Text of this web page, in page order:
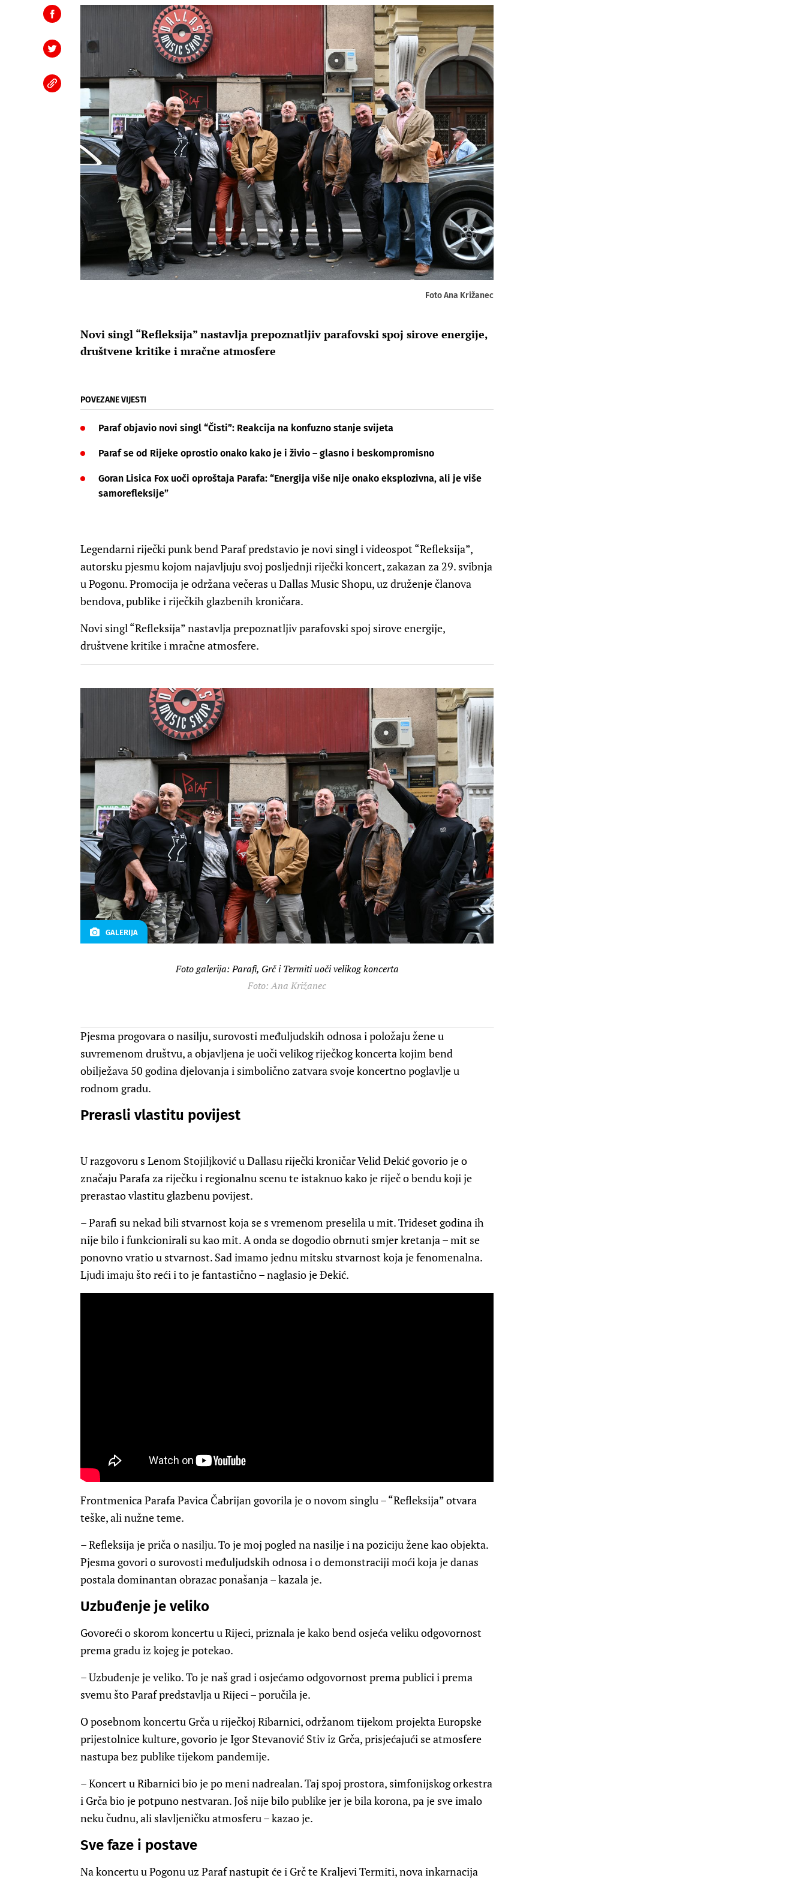
Foto Ana Križanec
Novi singl “Refleksija” nastavlja prepoznatljiv parafovski spoj sirove energije,
društvene kritike i mračne atmosfere
POVEZANE VIJESTI
Paraf objavio novi singl “Čisti”: Reakcija na konfuzno stanje svijeta
Paraf se od Rijeke oprostio onako kako je i živio – glasno i beskompromisno
Goran Lisica Fox uoči oproštaja Parafa: “Energija više nije onako eksplozivna, ali je više
samorefleksije”
Legendarni riječki punk bend Paraf predstavio je novi singl i videospot “Refleksija”,
autorsku pjesmu kojom najavljuju svoj posljednji riječki koncert, zakazan za 29. svibnja
u Pogonu. Promocija je održana večeras u Dallas Music Shopu, uz druženje članova
bendova, publike i riječkih glazbenih kroničara.
Novi singl “Refleksija” nastavlja prepoznatljiv parafovski spoj sirove energije,
društvene kritike i mračne atmosfere.
GALERIJA
Foto galerija: Parafi, Grč i Termiti uoči velikog koncerta
Foto: Ana Križanec
Pjesma progovara o nasilju, surovosti međuljudskih odnosa i položaju žene u
suvremenom društvu, a objavljena je uoči velikog riječkog koncerta kojim bend
obilježava 50 godina djelovanja i simbolično zatvara svoje koncertno poglavlje u
rodnom gradu.
Prerasli vlastitu povijest
U razgovoru s Lenom Stojiljković u Dallasu riječki kroničar Velid Đekić govorio je o
značaju Parafa za riječku i regionalnu scenu te istaknuo kako je riječ o bendu koji je
prerastao vlastitu glazbenu povijest.
– Parafi su nekad bili stvarnost koja se s vremenom preselila u mit. Trideset godina ih
nije bilo i funkcionirali su kao mit. A onda se dogodio obrnuti smjer kretanja – mit se
ponovno vratio u stvarnost. Sad imamo jednu mitsku stvarnost koja je fenomenalna.
Ljudi imaju što reći i to je fantastično – naglasio je Đekić.
Frontmenica Parafa Pavica Čabrijan govorila je o novom singlu – “Refleksija” otvara
teške, ali nužne teme.
– Refleksija je priča o nasilju. To je moj pogled na nasilje i na poziciju žene kao objekta.
Pjesma govori o surovosti međuljudskih odnosa i o demonstraciji moći koja je danas
postala dominantan obrazac ponašanja – kazala je.
Uzbuđenje je veliko
Govoreći o skorom koncertu u Rijeci, priznala je kako bend osjeća veliku odgovornost
prema gradu iz kojeg je potekao.
– Uzbuđenje je veliko. To je naš grad i osjećamo odgovornost prema publici i prema
svemu što Paraf predstavlja u Rijeci – poručila je.
O posebnom koncertu Grča u riječkoj Ribarnici, održanom tijekom projekta Europske
prijestolnice kulture, govorio je Igor Stevanović Stiv iz Grča, prisjećajući se atmosfere
nastupa bez publike tijekom pandemije.
– Koncert u Ribarnici bio je po meni nadrealan. Taj spoj prostora, simfonijskog orkestra
i Grča bio je potpuno nestvaran. Još nije bilo publike jer je bila korona, pa je sve imalo
neku čudnu, ali slavljeničku atmosferu – kazao je.
Sve faze i postave
Na koncertu u Pogonu uz Paraf nastupit će i Grč te Kraljevi Termiti, nova inkarnacija